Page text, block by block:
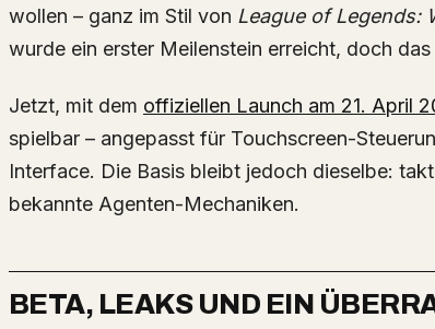
wollen – ganz im Stil von League of Legends:
wurde ein erster Meilenstein erreicht, doch
Jetzt, mit dem offiziellen Launch am 21. April
spielbar – angepasst für Touchscreen-
Interface. Die Basis bleibt jedoch dieselbe:
bekannte Agenten-Mechaniken.
BETA, LEAKS UND EIN